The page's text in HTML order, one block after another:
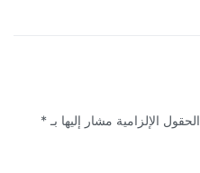
الحقول الإلزامية مشار إليها بـ *